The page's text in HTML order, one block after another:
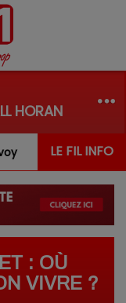
HORAN
LE FIL INFO
Gabriel, Inaya,
: OÙ
VIVRE ?